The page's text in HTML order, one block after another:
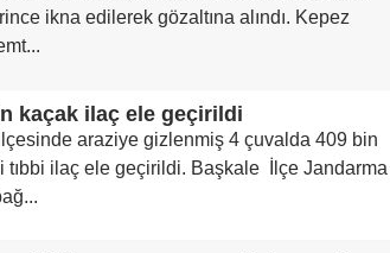
ikna edilerek gözaltına alındı. Kepez
kaçak ilaç ele geçirildi
araziye gizlenmiş 4 çuvalda 409 bin
tıbbi ilaç ele geçirildi. Başkale İlçe Jandarma